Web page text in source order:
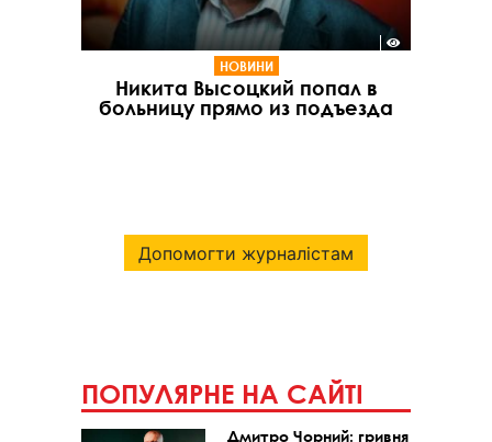
НОВИНИ
Никита Высоцкий попал в
больницу прямо из подъезда
Допомогти журналістам
ПОПУЛЯРНЕ НА САЙТІ
Дмитро Чорний: гривня